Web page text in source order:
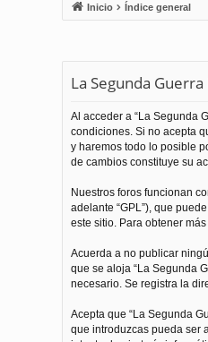
Inicio Índice general
La Segunda
Al acceder a “La Segunda
condiciones. Si no acepta
y haremos todo lo posible
de cambios constituye su
Nuestros foros funcionan
adelante “GPL”), que
este sitio. Para obtener
Acuerda a no publicar
que se aloja “La Segunda
necesario. Se registra la
Acepta que “La Segunda
que introduzcas pueda ser